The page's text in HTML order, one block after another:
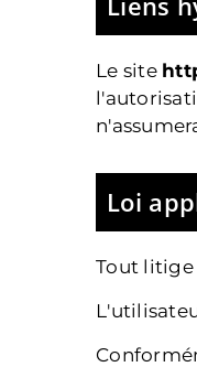
Le site
Loi
Tout litige